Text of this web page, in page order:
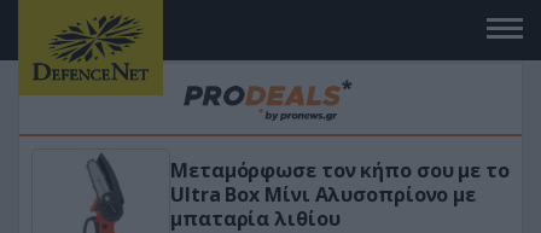
Μεταμόρφωσε τον κήπο σου με το
Ultra Box Μίνι Αλυσοπρίονο με
μπαταρία λιθίου